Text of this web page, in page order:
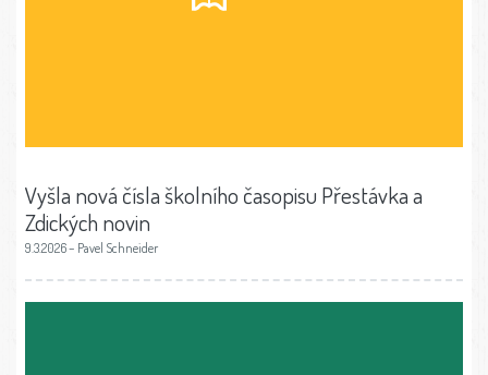
Vyšla nová čísla školního časopisu Přestávka a
Zdických novin
9.3.2026 – Pavel Schneider